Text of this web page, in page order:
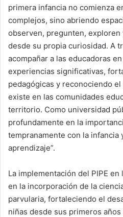
primera infancia no comienza
complejos, sino abriendo
observen, pregunten, exploren
desde su propia curiosidad. A
acompañar a las educadoras
experiencias significativas,
pedagógicas y reconociendo
existe en las comunidades
territorio. Como universidad
profundamente en la
tempranamente con la infancia
aprendizaje”.
La implementación del PIPE
en la incorporación de la
parvularia, fortaleciendo el
niñas desde sus primeros